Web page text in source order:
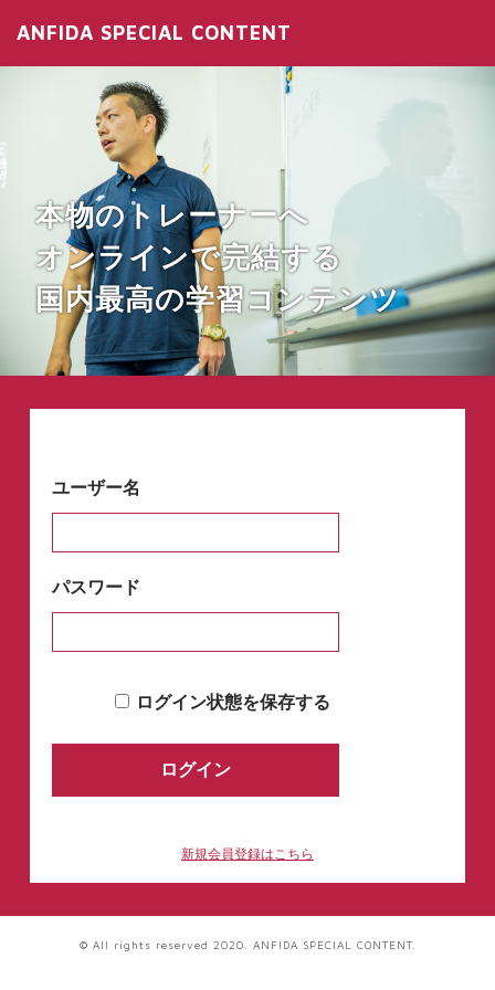
ANFIDA SPECIAL CONTENT
本物のトレーナーへ
オンラインで完結する
国内最高の学習コンテンツ
ユーザー名
パスワード
ログイン状態を保存する
新規会員登録はこちら
© All rights reserved 2020. ANFIDA SPECIAL CONTENT.